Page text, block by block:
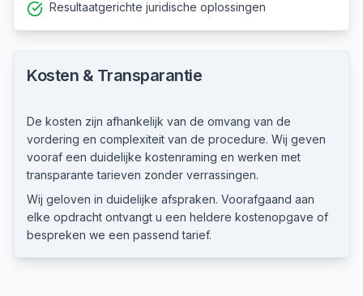
Resultaatgerichte juridische oplossingen
Kosten & Transparantie
De kosten zijn afhankelijk van de omvang van de
vordering en complexiteit van de procedure. Wij geven
vooraf een duidelijke kostenraming en werken met
transparante tarieven zonder verrassingen.
Wij geloven in duidelijke afspraken. Voorafgaand aan
elke opdracht ontvangt u een heldere kostenopgave of
bespreken we een passend tarief.